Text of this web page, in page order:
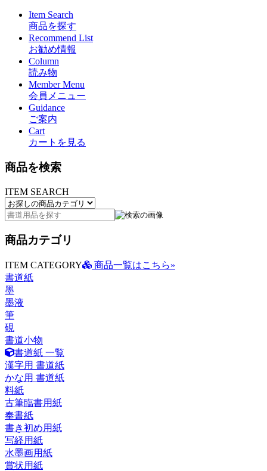
Item Search
商品を探す
Recommend List
お勧め情報
Column
読み物
Member Menu
会員メニュー
Guidance
ご案内
Cart
カートを見る
商品を検索
ITEM SEARCH
商品カテゴリ
ITEM CATEGORY
商品一覧はこちら»
書道紙
墨
墨液
筆
硯
書道小物
書道紙 一覧
漢字用 書道紙
かな用 書道紙
料紙
古筆臨書用紙
奉書紙
書き初め用紙
写経用紙
水墨画用紙
賞状用紙